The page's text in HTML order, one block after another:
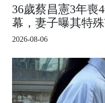
36歲蔡昌憲3年喪
幕，妻子曝其特
2026-08-06